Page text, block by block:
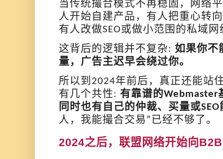
当传统撮合模式不再稳固，网络
人开始自建产品，有人把重心转
有人改做SEO或做小范围的私域网
这背后的逻辑并不复杂: 如果你不
量，广告主迟早会绕过你。
所以到 2024年前后，真正还能站
有几个共性: 有靠谱的Webmaster
同时也有自己的仲裁、买量或SEO
人，我能撮合交易”已经不够了。
2024之后，联盟网络开始向 B2B